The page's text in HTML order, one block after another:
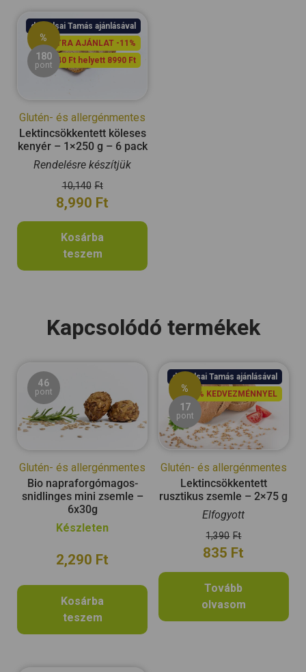
%
180
pont
dr. Balsai Tamás ajánlásával
EXTRA AJÁNLAT -11%
10140 Ft helyett 8990 Ft
Glutén- és allergénmentes
Lektincsökkentett köleses
kenyér – 1×250 g – 6 pack
Rendelésre készítjük
10,140 Ft
8,990 Ft
Kosárba
teszem
Kapcsolódó termékek
46
pont
Glutén- és allergénmentes
Bio napraforgómagos-
snidlinges mini zsemle –
6x30g
Készleten
2,290 Ft
Kosárba
teszem
%
17
pont
dr. Balsai Tamás ajánlásával
11% KEDVEZMÉNNYEL
Glutén- és allergénmentes
Lektincsökkentett
rusztikus zsemle – 2×75 g
Elfogyott
1,390 Ft
835 Ft
Tovább
olvasom